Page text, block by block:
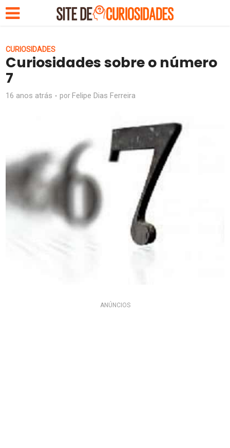
CURIOSIDADES
Curiosidades sobre o número
7
16 anos atrás por Felipe Dias Ferreira
ANÚNCIOS